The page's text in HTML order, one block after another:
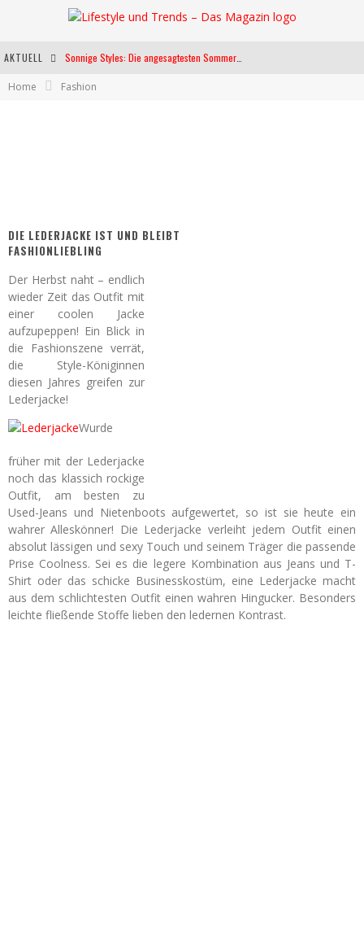
AKTUELL
Home Fashion
DIE LEDERJACKE IST UND BLEIBT
FASHIONLIEBLING
Der Herbst naht – endlich
wieder Zeit das Outfit mit
einer coolen Jacke
aufzupeppen! Ein Blick in
die Fashionszene verrät,
die Style-Königinnen
diesen Jahres greifen zur
Lederjacke!
Wurde
früher mit der Lederjacke
noch das klassich rockige
Outfit, am besten zu
Used-Jeans und Nietenboots aufgewertet, so ist sie heute ein
wahrer Alleskönner! Die Lederjacke verleiht jedem Outfit einen
absolut lässigen und sexy Touch und seinem Träger die passende
Prise Coolness. Sei es die legere Kombination aus Jeans und T-
Shirt oder das schicke Businesskostüm, eine Lederjacke macht
aus dem schlichtesten Outfit einen wahren Hingucker. Besonders
leichte fließende Stoffe lieben den ledernen Kontrast.